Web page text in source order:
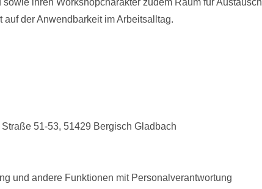
ihren Workshopcharakter zudem Raum für Austausch
der Anwendbarkeit im Arbeitsalltag.
51-53, 51429 Bergisch Gladbach
und andere Funktionen mit Personalverantwortung